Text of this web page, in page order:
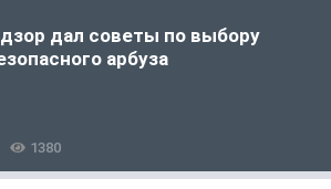
дал советы по выбору
арбуза
1380